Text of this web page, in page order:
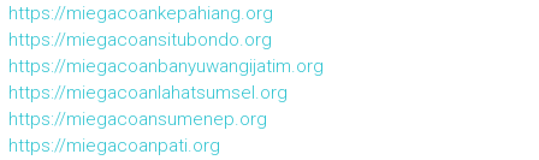
https://miegacoankepahiang.org
https://miegacoansitubondo.org
https://miegacoanbanyuwangijatim.org
https://miegacoanlahatsumsel.org
https://miegacoansumenep.org
https://miegacoanpati.org